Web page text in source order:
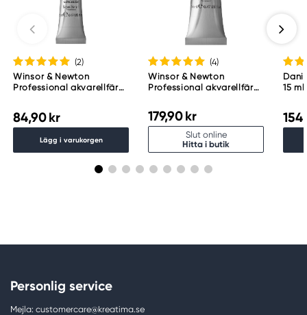
(2)
Winsor & Newton
Professional akvarellfärg
84,90 kr
Lägg i varukorgen
(4)
Winsor & Newton
Professional akvarellfärg
179,90 kr
Slut online
Hitta i butik
15
Personlig service
Mejla: customercare@kreatima.se